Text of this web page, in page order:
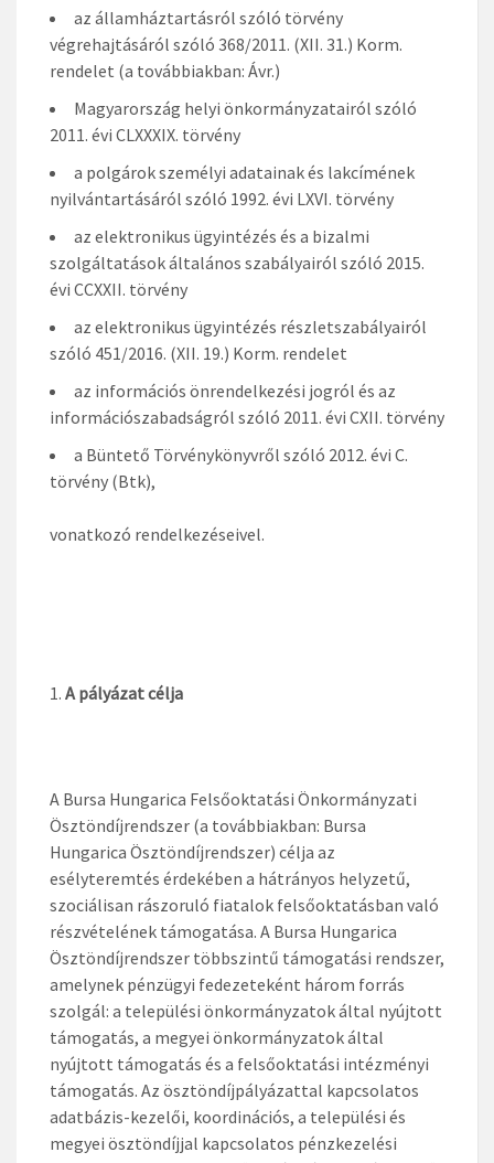
az államháztartásról szóló törvény
végrehajtásáról szóló 368/2011. (XII. 31.) Korm.
rendelet (a továbbiakban: Ávr.)
Magyarország helyi önkormányzatairól szóló
2011. évi CLXXXIX. törvény
a polgárok személyi adatainak és lakcímének
nyilvántartásáról szóló 1992. évi LXVI. törvény
az elektronikus ügyintézés és a bizalmi
szolgáltatások általános szabályairól szóló 2015.
évi CCXXII. törvény
az elektronikus ügyintézés részletszabályairól
szóló 451/2016. (XII. 19.) Korm. rendelet
az információs önrendelkezési jogról és az
információszabadságról szóló 2011. évi CXII. törvény
a Büntető Törvénykönyvről szóló 2012. évi C.
törvény (Btk),
vonatkozó rendelkezéseivel.
A pályázat célja
A Bursa Hungarica Felsőoktatási Önkormányzati
Ösztöndíjrendszer (a továbbiakban: Bursa
Hungarica Ösztöndíjrendszer) célja az
esélyteremtés érdekében a hátrányos helyzetű,
szociálisan rászoruló fiatalok felsőoktatásban való
részvételének támogatása. A Bursa Hungarica
Ösztöndíjrendszer többszintű támogatási rendszer,
amelynek pénzügyi fedezeteként három forrás
szolgál: a települési önkormányzatok által nyújtott
támogatás, a megyei önkormányzatok által
nyújtott támogatás és a felsőoktatási intézményi
támogatás. Az ösztöndíjpályázattal kapcsolatos
adatbázis-kezelői, koordinációs, a települési és
megyei ösztöndíjjal kapcsolatos pénzkezelési